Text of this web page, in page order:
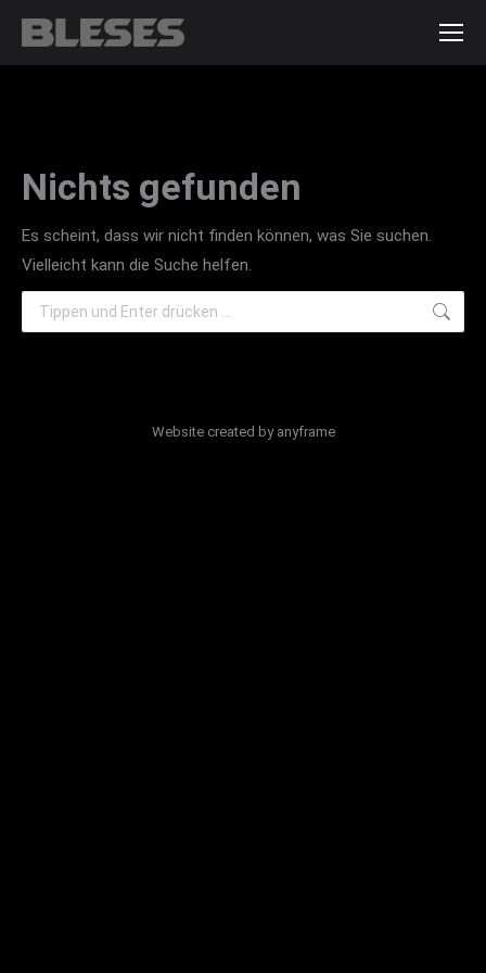
Nichts gefunden
Es scheint, dass wir nicht finden können, was Sie suchen.
Vielleicht kann die Suche helfen.
Search:
Website created by anyframe